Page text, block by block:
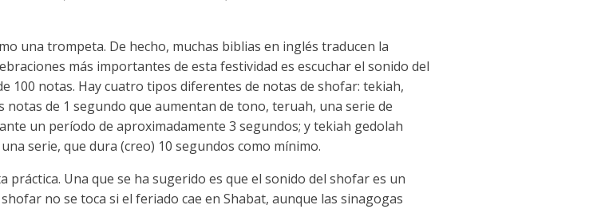
una trompeta. De hecho, muchas biblias en inglés traducen la
más importantes de esta festividad es escuchar el sonido del
100 notas. Hay cuatro tipos diferentes de notas de shofar: tekiah,
de 1 segundo que aumentan de tono, teruah, una serie de
un período de aproximadamente 3 segundos; y tekiah gedolah
serie, que dura (creo) 10 segundos como mínimo.
práctica. Una que se ha sugerido es que el sonido del shofar es un
no se toca si el feriado cae en Shabat, aunque las sinagogas